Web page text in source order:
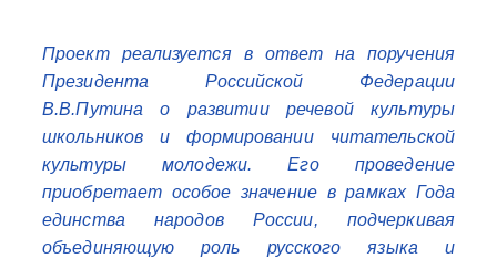
Проект реализуется в ответ на поручения
Президента Российской Федерации
В.В.Путина о развитии речевой культуры
школьников и формировании читательской
культуры молодежи. Его проведение
приобретает особое значение в рамках Года
единства народов России, подчеркивая
объединяющую роль русского языка и